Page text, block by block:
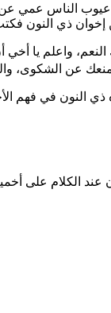
الناس عمي عن
ذي النون فكتب
واعلم يا
عن الشكوى،
ذي النون في فهم
الكلام على